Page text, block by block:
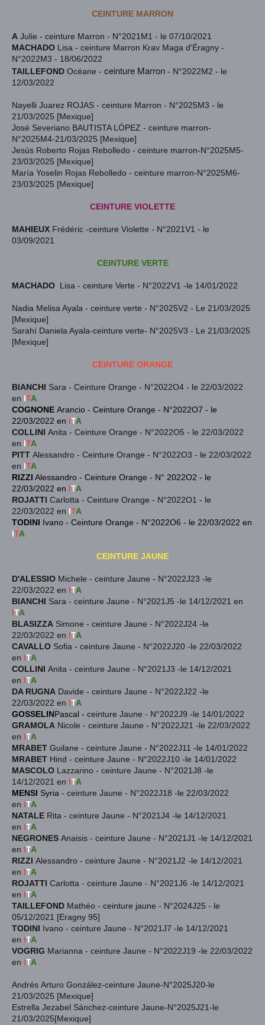
CEINTURE MARRON
A Julie - ceinture Marron - N°2021M1 - le 07/10/2021
MACHADO Lisa - ceinture Marron Krav Maga d'Éragny -
N°2022M3 - 18/06/2022
TAILLEFOND Océane - ceinture Marron - N°2022M2 - le
12/03/2022
Nayelli Juarez ROJAS - ceinture Marron - N°2025M3 - le
21/03/2025 [Mexique]
José Severiano BAUTISTA LÓPEZ - ceinture marron-
N°2025M4-21/03/2025 [Mexique]
Jesús Roberto Rojas Rebolledo - ceinture marron-N°2025M5-
23/03/2025 [Mexique]
María Yoselin Rojas Rebolledo - ceinture marron-N°2025M6-
23/03/2025 [Mexique]
CEINTURE VIOLETTE
MAHIEUX Frédéric -ceinture Violette - N°2021V1 - le
03/09/2021
CEINTURE VERTE
MACHADO Lisa - ceinture Verte - N°2022V1 -le 14/01/2022
Nadia Melisa Ayala - ceinture verte - N°2025V2 - Le 21/03/2025
[Mexique]
Sarahí Daniela Ayala-ceinture verte- N°2025V3 - Le 21/03/2025
[Mexique]
CEINTURE ORANGE
BIANCHI Sara - Ceinture Orange - N°2022O4 - le 22/03/2022
en ITA
COGNONE Arancio - Ceinture Orange - N°2022O7 - le
22/03/2022 en ITA
COLLINI Anita - Ceinture Orange - N°2022O5 - le 22/03/2022
en ITA
PITT Alessandro - Ceinture Orange - N°2022O3 - le 22/03/2022
en ITA
RIZZI Alessandro - Ceinture Orange - N° 2022O2 - le
22/03/2022 en ITA
ROJATTI Carlotta - Ceinture Orange - N°2022O1 - le
22/03/2022 en ITA
TODINI Ivano - Ceinture Orange - N°2022O6 - le 22/03/2022 en
ITA
CEINTURE JAUNE
D'ALESSIO Michele - ceinture Jaune - N°2022J23 -le
22/03/2022 en ITA
BIANCHI Sara - ceinture Jaune - N°2021J5 -le 14/12/2021 en
ITA
BLASIZZA Simone - ceinture Jaune - N°2022J24 -le
22/03/2022 en ITA
CAVALLO Sofia - ceinture Jaune - N°2022J20 -le 22/03/2022
en ITA
COLLINI Anita - ceinture Jaune - N°2021J3 -le 14/12/2021
en ITA
DA RUGNA Davide - ceinture Jaune - N°2022J22 -le
22/03/2022 en ITA
GOSSELINPascal - ceinture Jaune - N°2022J9 -le 14/01/2022
GRAMOLA Nicole - ceinture Jaune - N°2022J21 -le 22/03/2022
en ITA
MRABET Guilane - ceinture Jaune - N°2022J11 -le 14/01/2022
MRABET Hind - ceinture Jaune - N°2022J10 -le 14/01/2022
MASCOLO Lazzarino - ceinture Jaune - N°2021J8 -le
14/12/2021 en ITA
MENSI Syria - ceinture Jaune - N°2022J18 -le 22/03/2022
en ITA
NATALE Rita - ceinture Jaune - N°2021J4 -le 14/12/2021
en ITA
NEGRONES Anaisis - ceinture Jaune - N°2021J1 -le 14/12/2021
en ITA
RIZZI Alessandro - ceinture Jaune - N°2021J2 -le 14/12/2021
en ITA
ROJATTI Carlotta - ceinture Jaune - N°2021J6 -le 14/12/2021
en ITA
TAILLEFOND Mathéo - ceinture jaune - N°2024J25 - le
05/12/2021 [Eragny 95]
TODINI Ivano - ceinture Jaune - N°2021J7 -le 14/12/2021
en ITA
VOGRIG Marianna - ceinture Jaune - N°2022J19 -le 22/03/2022
en ITA
Andrés Arturo González-ceinture Jaune-N°2025J20-le
21/03/2025 [Mexique]
Estrella Jezabel Sánchez-ceinture Jaune-N°2025J21-le
21/03/2025[Mexique]